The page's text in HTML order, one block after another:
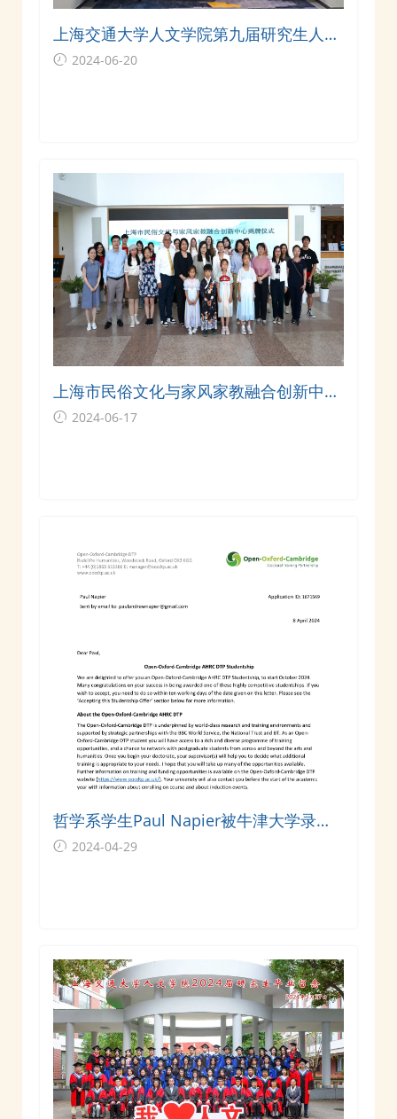
上海交通大学人文学院第九届研究生人文
思想学术论坛成功举办
2024-06-20
上海市民俗文化与家风家教融合创新中心
在交大揭牌
2024-06-17
哲学系学生Paul Napier被牛津大学录取
并获奖学金
2024-04-29